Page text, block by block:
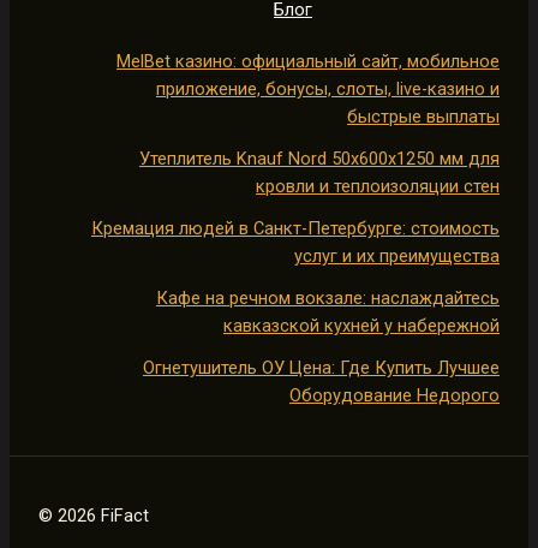
Блог
MelBet казино: официальный сайт, мобильное
приложение, бонусы, слоты, live-казино и
быстрые выплаты
Утеплитель Knauf Nord 50х600х1250 мм для
кровли и теплоизоляции стен
Кремация людей в Санкт-Петербурге: стоимость
услуг и их преимущества
Кафе на речном вокзале: наслаждайтесь
кавказской кухней у набережной
Огнетушитель ОУ Цена: Где Купить Лучшее
Оборудование Недорого
© 2026 FiFact